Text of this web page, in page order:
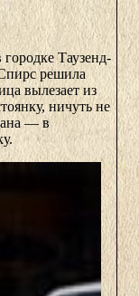
Таузенд-
решила
вылезает из
ничуть не
— в